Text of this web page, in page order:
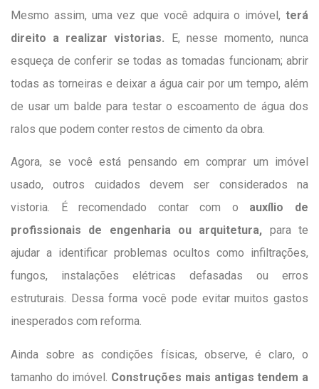
Mesmo assim, uma vez que você adquira o imóvel, terá
direito a realizar vistorias. E, nesse momento, nunca
esqueça de conferir se todas as tomadas funcionam; abrir
todas as torneiras e deixar a água cair por um tempo, além
de usar um balde para testar o escoamento de água dos
ralos que podem conter restos de cimento da obra.
Agora, se você está pensando em comprar um imóvel
usado, outros cuidados devem ser considerados na
vistoria. É recomendado contar com o auxílio de
profissionais de engenharia ou arquitetura, para te
ajudar a identificar problemas ocultos como infiltrações,
fungos, instalações elétricas defasadas ou erros
estruturais. Dessa forma você pode evitar muitos gastos
inesperados com reforma.
Ainda sobre as condições físicas, observe, é claro, o
tamanho do imóvel. Construções mais antigas tendem a